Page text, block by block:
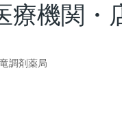
療機関・
調剤薬局